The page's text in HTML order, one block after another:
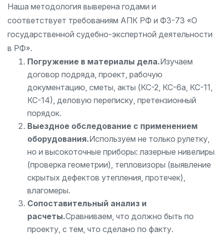
Наша методология выверена годами и
соответствует требованиям АПК РФ и ФЗ-73 «О
государственной судебно-экспертной деятельности
в РФ».
Погружение в материалы дела.Изучаем
договор подряда, проект, рабочую
документацию, сметы, акты (КС-2, КС-6а, КС-11,
КС-14), деловую переписку, претензионный
порядок.
Выездное обследование с применением
оборудования.Используем не только рулетку,
но и высокоточные приборы: лазерные нивелиры
(проверка геометрии), тепловизоры (выявление
скрытых дефектов утепления, протечек),
влагомеры.
Сопоставительный анализ и
расчеты.Сравниваем, что должно быть по
проекту, с тем, что сделано по факту.